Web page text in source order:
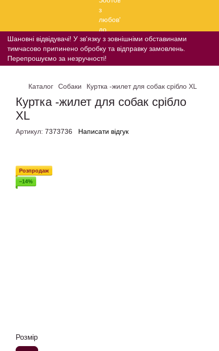
Шановні відвідувачі! У зв'язку з зовнішніми обставинами
тимчасово припинено обробку та відправку замовлень.
Перепрошуємо за незручності!
Каталог Собаки Куртка -жилет для собак срібло XL
Куртка -жилет для собак срібло
XL
Артикул: 7373736 Написати відгук
Розпродаж
−14%
Розмір